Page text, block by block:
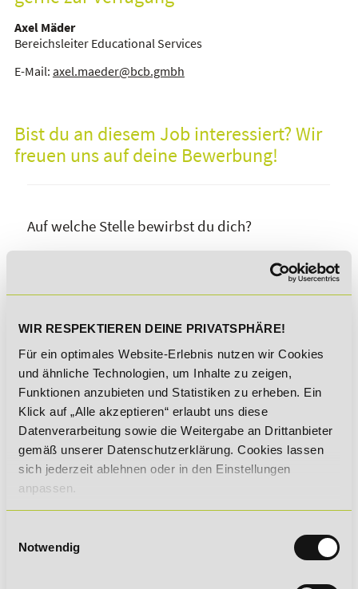
WIR RESPEKTIEREN DEINE PRIVATSPHÄRE!
Für ein optimales Website-Erlebnis nutzen wir Cookies
und ähnliche Technologien, um Inhalte zu zeigen,
Funktionen anzubieten und Statistiken zu erheben. Ein
Klick auf „Alle akzeptieren“ erlaubt uns diese
Datenverarbeitung sowie die Weitergabe an Drittanbieter
gemäß unserer Datenschutzerklärung. Cookies lassen
sich jederzeit ablehnen oder in den Einstellungen
anpassen.
Notwendig
Axel Mäder
Bereichsleiter Educational Services
E-Mail: axel.maeder@bcb.gmbh
Bist du an diesem Job interessiert? Wir
freuen uns auf deine Bewerbung!
Auf welche Stelle bewirbst du dich?
Persönliche Daten
Anrede*